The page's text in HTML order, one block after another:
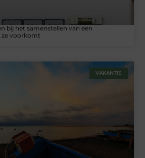
bij het samenstellen van een
ze voorkomt
VAKANTIE